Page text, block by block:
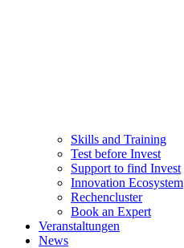
Skills and Training
Test before Invest
Support to find Invest
Innovation Ecosystem
Rechencluster​
Book an Expert
Veranstaltungen
News